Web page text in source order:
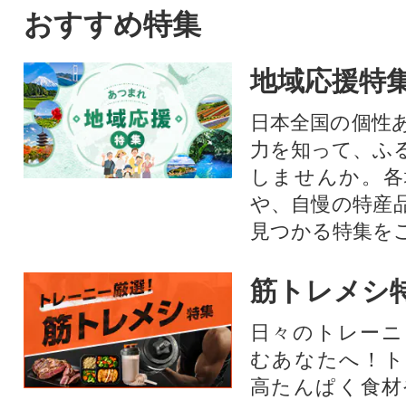
おすすめ特集
地域応援特
日本全国の個性
力を知って、ふ
しませんか。
や、自慢の特産
見つかる特集を
筋トレメシ
日々のトレー
むあなたへ！
高たんぱく食